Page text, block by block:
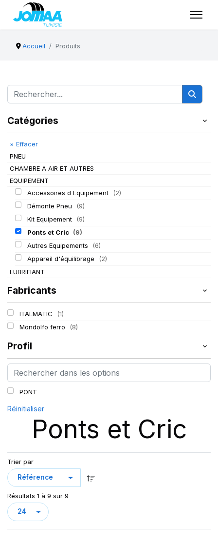
Accueil Produits
Catégories
× Effacer
PNEU
CHAMBRE A AIR ET AUTRES
EQUIPEMENT
Accessoires d Equipement
(2)
Démonte Pneu
(9)
Kit Equipement
(9)
Ponts et Cric (9)
Autres Equipements
(6)
Appareil d'équilibrage
(2)
LUBRIFIANT
Fabricants
ITALMATIC
(1)
Mondolfo ferro
(8)
Profil
PONT
Réinitialiser
Ponts et Cric
Trier par
Résultats 1 à 9 sur 9